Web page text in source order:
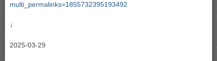
multi_permalinks=1855732395193492
↓
2025-03-29